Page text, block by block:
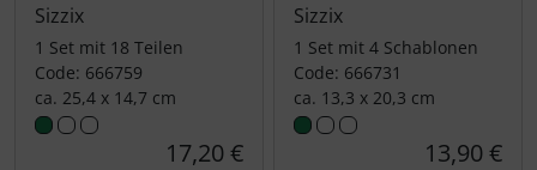
Sizzix
1 Set mit 18 Teilen
Code: 666759
ca. 25,4 x 14,7 cm
17,20 €
Sizzix
1 Set mit 4 Schablonen
Code: 666731
ca. 13,3 x 20,3 cm
13,90 €